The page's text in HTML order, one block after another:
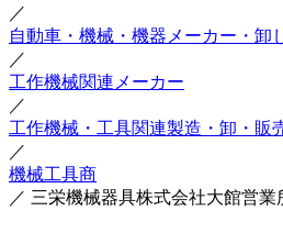
／
自動車・機械・機器メーカー・卸
／
工作機械関連メーカー
／
工作機械・工具関連製造・卸・販
／
機械工具商
／ 三栄機械器具株式会社大館営業